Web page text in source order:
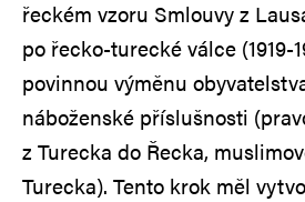
řeckém vzoru Smlouvy z
po řecko-turecké válce (1919-
povinnou výměnu
náboženské příslušnosti
z Turecka do Řecka,
Turecka). Tento krok měl